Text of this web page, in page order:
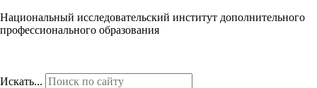
Национальный исследовательский институт дополнительного
профессионального образования
Искать...